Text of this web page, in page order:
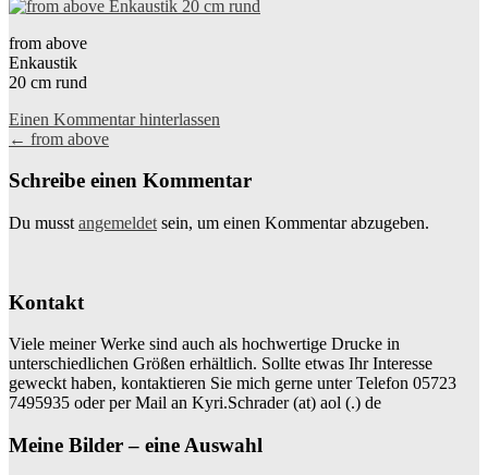
from above
Enkaustik
20 cm rund
Einen Kommentar hinterlassen
Beitragsnavigation
← from above
Schreibe einen Kommentar
Du musst angemeldet sein, um einen Kommentar abzugeben.
Kontakt
Viele meiner Werke sind auch als hochwertige Drucke in
unterschiedlichen Größen erhältlich. Sollte etwas Ihr Interesse
geweckt haben, kontaktieren Sie mich gerne unter Telefon 05723
7495935 oder per Mail an Kyri.Schrader (at) aol (.) de
Meine Bilder – eine Auswahl